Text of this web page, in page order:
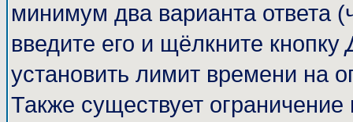
минимум два варианта ответа
введите его и щёлкните кнопку
установить лимит времени на
Также существует ограничение